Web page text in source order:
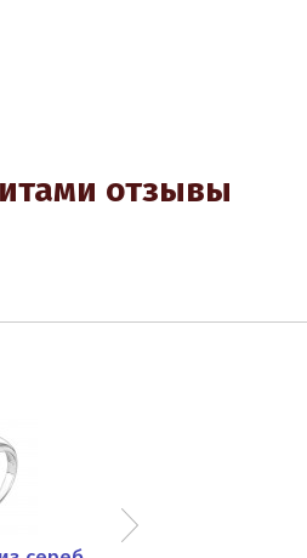
отзывы